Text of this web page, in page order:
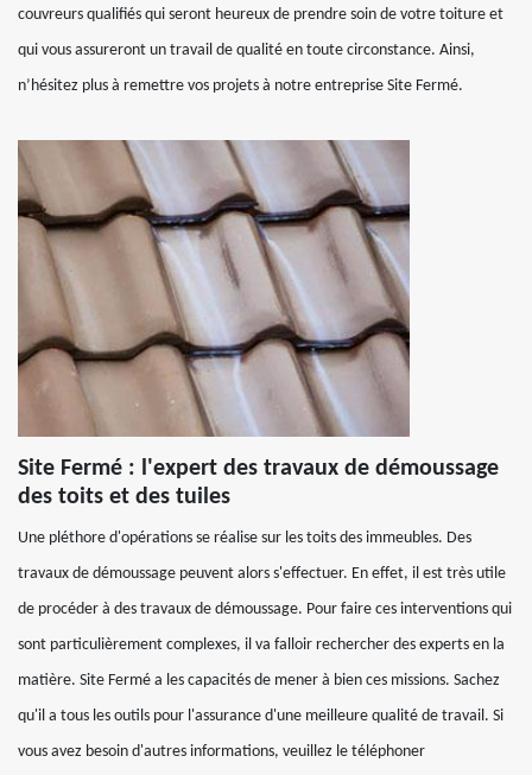
couvreurs qualifiés qui seront heureux de prendre soin de votre toiture et
qui vous assureront un travail de qualité en toute circonstance. Ainsi,
n’hésitez plus à remettre vos projets à notre entreprise Site Fermé.
Site Fermé : l'expert des travaux de démoussage
des toits et des tuiles
Une pléthore d'opérations se réalise sur les toits des immeubles. Des
travaux de démoussage peuvent alors s'effectuer. En effet, il est très utile
de procéder à des travaux de démoussage. Pour faire ces interventions qui
sont particulièrement complexes, il va falloir rechercher des experts en la
matière. Site Fermé a les capacités de mener à bien ces missions. Sachez
qu'il a tous les outils pour l'assurance d'une meilleure qualité de travail. Si
vous avez besoin d'autres informations, veuillez le téléphoner